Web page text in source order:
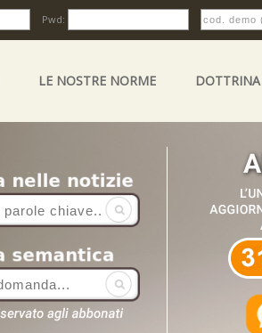
Pwd:
LE NOSTRE NORME DOTTRINA